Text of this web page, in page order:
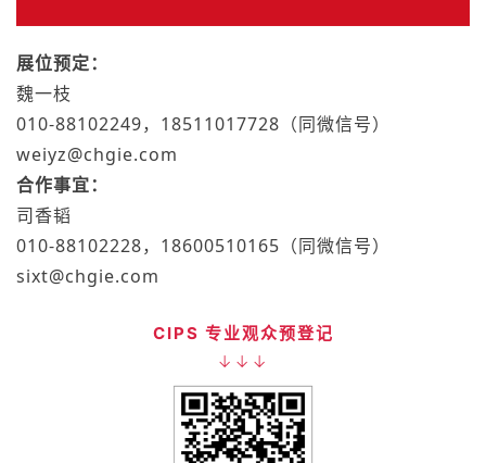
展位预定：
魏一枝
010-88102249，18511017728（同微信号）
weiyz@chgie.com
合作事宜：
司香韬
010-88102228，18600510165（同微信号）
sixt@chgie.com
CIPS 专业观众预登记
↓↓↓